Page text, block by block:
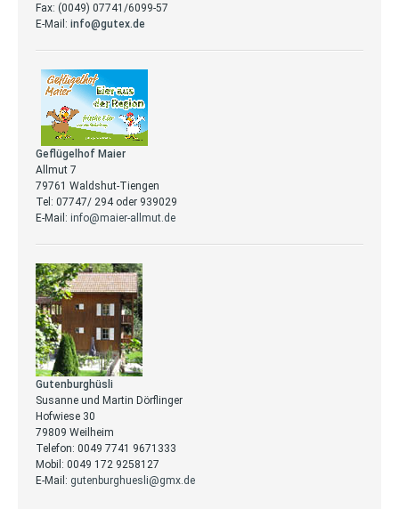
Fax: (0049) 07741/6099-57
E-Mail: info@gutex.de
Geflügelhof Maier
Allmut 7
79761 Waldshut-Tiengen
Tel: 07747/ 294 oder 939029
E-Mail: info@maier-allmut.de
Gutenburghüsli
Susanne und Martin Dörflinger
Hofwiese 30
79809 Weilheim
Telefon: 0049 7741 9671333
Mobil: 0049 172 9258127
E-Mail: gutenburghuesli@gmx.de